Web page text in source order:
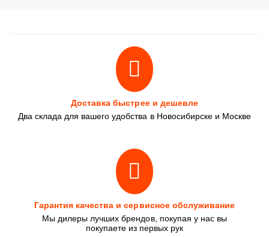
Доставка быстрее и дешевле
Два склада для вашего удобства в Новосибирске и Москве
Гарантия качества и сервисное обслуживание
Мы дилеры лучших брендов, покупая у нас вы
покупаете из первых рук